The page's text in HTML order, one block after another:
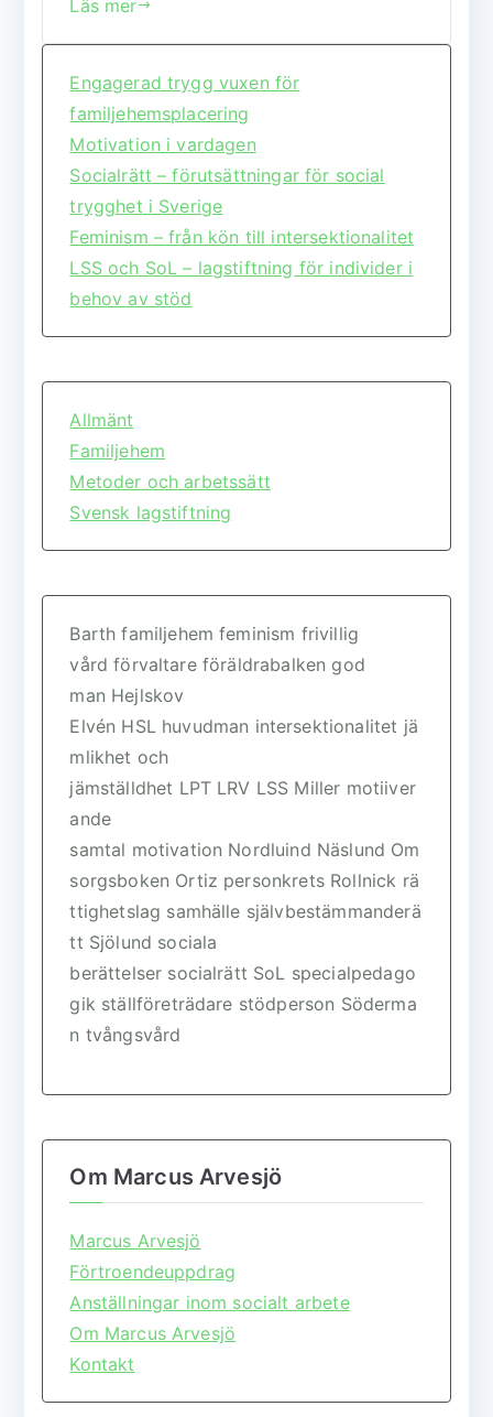
c
e
b
o
o
k
te
r
l
s
A
p
p
Läs mer
Engagerad trygg vuxen för
familjehemsplacering
Motivation i vardagen
Socialrätt – förutsättningar för social
trygghet i Sverige
Feminism – från kön till intersektionalitet
LSS och SoL – lagstiftning för individer i
behov av stöd
Allmänt
Familjehem
Metoder och arbetssätt
Svensk lagstiftning
Barth familjehem feminism frivillig
vård förvaltare föräldrabalken god
man Hejlskov
Elvén HSL huvudman intersektionalitet jä
mlikhet och
jämställdhet LPT LRV LSS Miller motiiver
ande
samtal motivation Nordluind Näslund Om
sorgsboken Ortiz personkrets Rollnick rä
ttighetslag samhälle självbestämmanderä
tt Sjölund sociala
berättelser socialrätt SoL specialpedago
gik ställföreträdare stödperson Söderma
n tvångsvård
Om Marcus Arvesjö
Marcus Arvesjö
Förtroendeuppdrag
Anställningar inom socialt arbete
Om Marcus Arvesjö
Kontakt